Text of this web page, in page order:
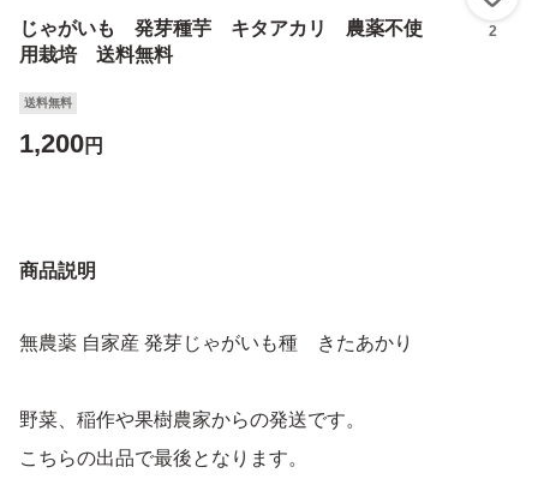
じゃがいも 発芽種芋 キタアカリ 農薬不使
用栽培 送料無料
2
送料無料
1,200円
商品説明
無農薬 自家産 発芽じゃがいも種 きたあかり
野菜、稲作や果樹農家からの発送です。
こちらの出品で最後となります。